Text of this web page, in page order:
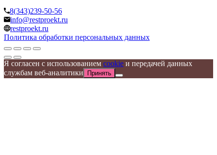
8(343)239-50-56
info@restproekt.ru
restproekt.ru
Политика обработки персональных данных
Я согласен с использованием cookie и передачей данных
службам веб-аналитики
Принять